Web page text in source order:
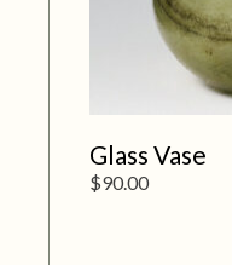
Glass Vase
$90.00